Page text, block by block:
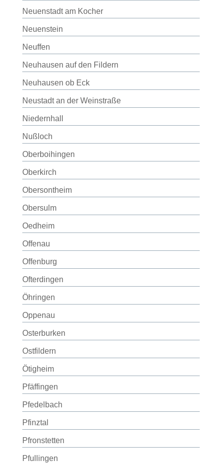
Neuenstadt am Kocher
Neuenstein
Neuffen
Neuhausen auf den Fildern
Neuhausen ob Eck
Neustadt an der Weinstraße
Niedernhall
Nußloch
Oberboihingen
Oberkirch
Obersontheim
Obersulm
Oedheim
Offenau
Offenburg
Ofterdingen
Öhringen
Oppenau
Osterburken
Ostfildern
Ötigheim
Pfäffingen
Pfedelbach
Pfinztal
Pfronstetten
Pfullingen